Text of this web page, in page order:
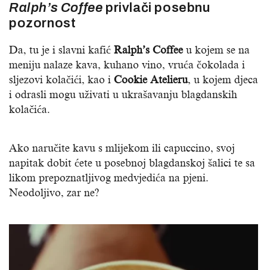
Ralph’s Coffee privlači posebnu
pozornost
Da, tu je i slavni kafić Ralph’s Coffeeu kojem se na
meniju nalaze kava, kuhano vino, vruća čokolada i
sljezovi kolačići, kao i Cookie Atelieru, u kojem djeca
i odrasli mogu uživati ​​u ukrašavanju blagdanskih
kolačića.
Ako naručite kavu s mlijekom ili capuccino, svoj
napitak dobit ćete u posebnoj blagdanskoj šalici te sa
likom prepoznatljivog medvjedića na pjeni.
Neodoljivo, zar ne?